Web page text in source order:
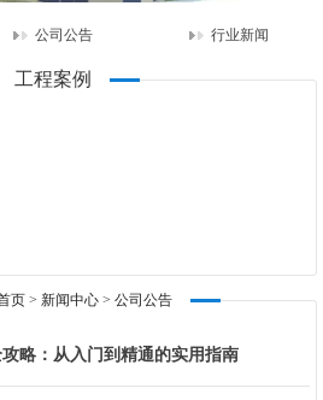
公司公告 行业新闻
工程案例
页> 新闻中心> 公司公告
略：从入门到精通的实用指南